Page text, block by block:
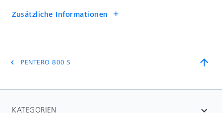
Zusätzliche Informationen add
chevron_left PENTERO 800 S arrow_upward
KATEGORIEN expand_more